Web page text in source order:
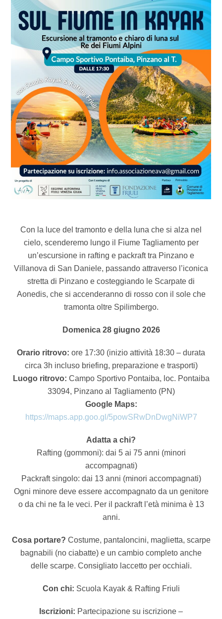
Con la luce del tramonto e della luna che si alza nel
cielo, scenderemo lungo il Fiume Tagliamento per
un’escursione in rafting e packraft tra Pinzano e
Villanova di San Daniele, passando attraverso l’iconica
stretta di Pinzano e costeggiando le Scarpate di
Aonedis, che si accenderanno di rosso con il sole che
tramonta oltre Spilimbergo.
Domenica 28 giugno 2026
Orario ritrovo: ore 17:30 (inizio attività 18:30 – durata
circa 3h incluso briefing, preparazione e trasporti)
Luogo ritrovo: Campo Sportivo Pontaiba, loc. Pontaiba
33094, Pinzano al Tagliamento (PN)
Google Maps:
https://maps.app.goo.gl/5powSRwDnDwgNiWP7
Adatta a chi?
Rafting (gommoni): dai 5 ai 75 anni (minori
accompagnati)
Packraft singolo: dai 13 anni (minori accompagnati)
Ogni minore deve essere accompagnato da un genitore
o da chi ne fa le veci. Per il packraft l’età minima è 13
anni.
Cosa portare? Costume, pantaloncini, maglietta, scarpe
bagnabili (no ciabatte) e un cambio completo anche
delle scarpe. Consigliato laccetto per occhiali.
Con chi: Scuola Kayak & Rafting Friuli
Iscrizioni: Partecipazione su iscrizione –